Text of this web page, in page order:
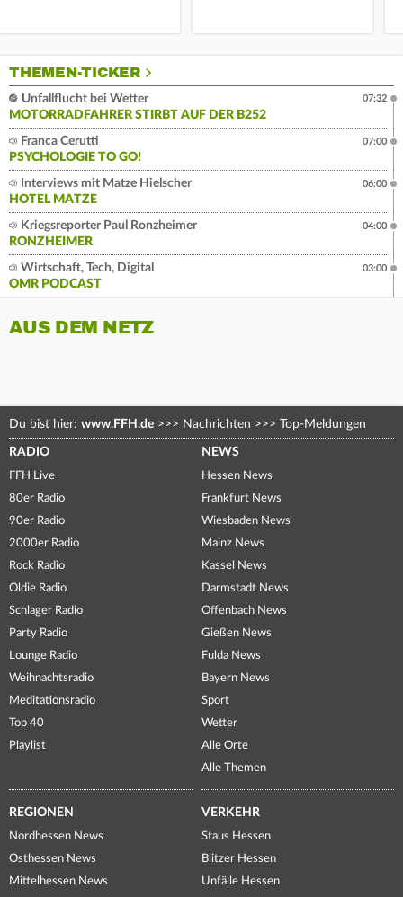
THEMEN-TICKER
Unfallflucht bei Wetter
MOTORRADFAHRER STIRBT AUF DER B252
07:32
Franca Cerutti
PSYCHOLOGIE TO GO!
07:00
Interviews mit Matze Hielscher
HOTEL MATZE
06:00
Kriegsreporter Paul Ronzheimer
RONZHEIMER
04:00
Wirtschaft, Tech, Digital
OMR PODCAST
03:00
AUS DEM NETZ
Du bist hier: www.FFH.de >>> Nachrichten >>> Top-Meldungen
RADIO
FFH Live
80er Radio
90er Radio
2000er Radio
Rock Radio
Oldie Radio
Schlager Radio
Party Radio
Lounge Radio
Weihnachtsradio
Meditationsradio
Top 40
Playlist
NEWS
Hessen News
Frankfurt News
Wiesbaden News
Mainz News
Kassel News
Darmstadt News
Offenbach News
Gießen News
Fulda News
Bayern News
Sport
Wetter
Alle Orte
Alle Themen
REGIONEN
Nordhessen News
Osthessen News
Mittelhessen News
VERKEHR
Staus Hessen
Blitzer Hessen
Unfälle Hessen